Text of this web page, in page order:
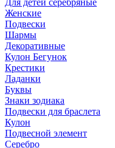
Для детей серебряные
Женские
Подвески
Шармы
Декоративные
Кулон Бегунок
Крестики
Ладанки
Буквы
Знаки зодиака
Подвески для браслета
Кулон
Подвесной элемент
Серебро